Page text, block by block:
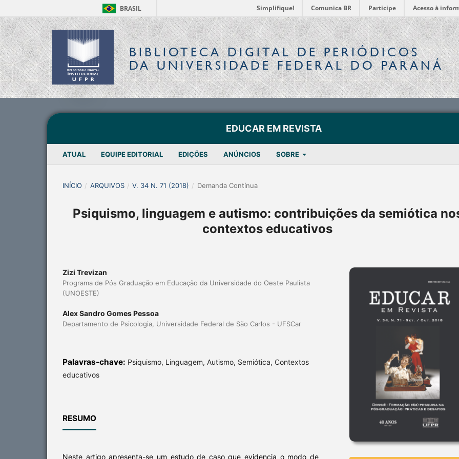
BRASIL Simplifique! Comunica BR Participe Acesso à
BIBLIOTECA DIGITALDE PERIÓDICOS
DA UNIVERSIDADE FEDERAL DO PARANÁ
EDUCAR EM REVISTA
ATUAL EQUIPE EDITORIAL EDIÇÕES ANÚNCIOS SOBRE
INÍCIO / ARQUIVOS / V. 34 N. 71 (2018) / Demanda Contínua
Psiquismo, linguagem e autismo: contribuições da semiótica
contextos educativos
Zizi Trevizan
Programa de Pós Graduação em Educação da Universidade do Oeste Paulista
(UNOESTE)
Alex Sandro Gomes Pessoa
Departamento de Psicologia, Universidade Federal de São Carlos - UFSCar
Palavras-chave: Psiquismo, Linguagem, Autismo, Semiótica, Contextos
educativos
RESUMO
Neste artigo apresenta-se um estudo de caso que evidencia o modo de